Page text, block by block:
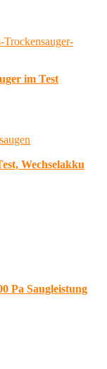
im Test
Wechselakku
Pa Saugleistung